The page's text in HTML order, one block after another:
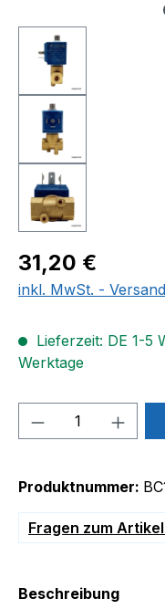
Regulärer Preis:
31,20 €
inkl. MwSt. -
Lieferzeit: DE 1-5
Werktage
Produkt
Produktnummer:
Fragen zum
Beschreibung